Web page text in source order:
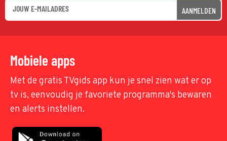
AANMELDEN
Mobiele apps
Met de gratis TVgids app kun je snel zien wat er op
tv is, eenvoudig je favoriete programma's bewaren
en alerts instellen.